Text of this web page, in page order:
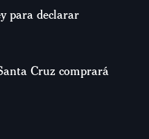
para declarar
Cruz comprará